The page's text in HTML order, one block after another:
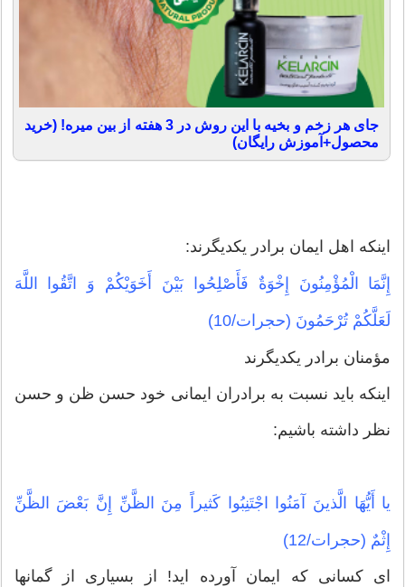
جای هر زخم و بخیه با این روش در 3 هفته از بین میره! (خرید
محصول+آموزش رایگان)
اینکه اهل ایمان برادر یکدیگرند:
إِنَّمَا الْمُؤْمِنُونَ إِخْوَةٌ فَأَصْلِحُوا بَیْنَ أَخَوَیْكُمْ وَ اتَّقُوا اللَّهَ
لَعَلَّكُمْ تُرْحَمُونَ (حجرات/10)
مؤمنان برادر یكدیگرند
اینکه باید نسبت به برادران ایمانی خود حسن ظن و حسن
نظر داشته باشیم:
یا أَیُّهَا الَّذینَ آمَنُوا اجْتَنِبُوا كَثیراً مِنَ الظَّنِّ إِنَّ بَعْضَ الظَّنِّ
إِثْمٌ (حجرات/12)
اى كسانى كه ایمان آورده ‏اید! از بسیارى از گمانها